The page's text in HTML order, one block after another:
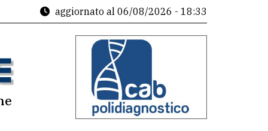
aggiornato al 06/08/2026 - 18:33